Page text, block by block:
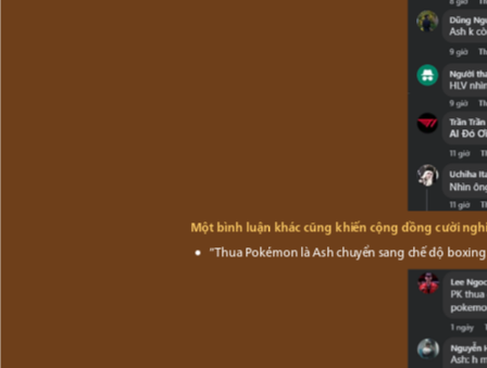
Một bình luận khác cũng khiến cộng đồng cười
“Thua Pokémon là Ash chuyển sang chế độ